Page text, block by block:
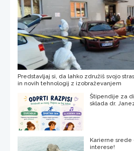
Predstavljaj si, da lahko združiš svojo
in novih tehnologij z izobraževanjem
Štipendije za
sklada dr.
Karierne srede
interese!